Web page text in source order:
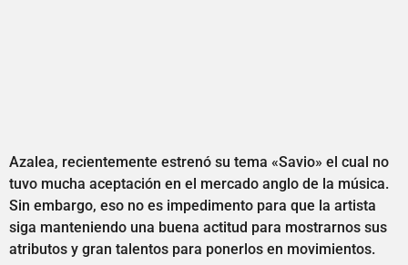
Azalea, recientemente estrenó su tema «Savio» el cual no
tuvo mucha aceptación en el mercado anglo de la música.
Sin embargo, eso no es impedimento para que la artista
siga manteniendo una buena actitud para mostrarnos sus
atributos y gran talentos para ponerlos en movimientos.